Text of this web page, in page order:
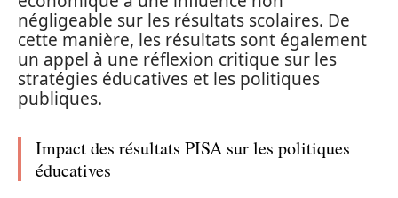
négligeable sur les résultats scolaires. De
cette manière, les résultats sont également
un appel à une réflexion critique sur les
stratégies éducatives et les politiques
publiques.
Impact des résultats PISA sur les politiques
éducatives